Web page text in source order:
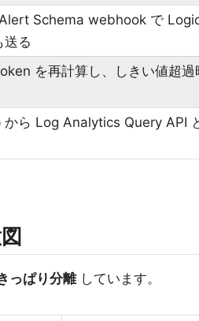
Schema webhook で
送る
を再計算し、しきい値超
ら Log Analytics Query API
っぱり分離しています。